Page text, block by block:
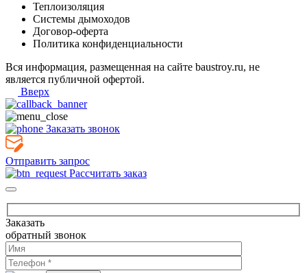
Теплоизоляция
Системы дымоходов
Договор-оферта
Политика конфиденциальности
Вся информация, размещенная на сайте baustroy.ru, не
является публичной офертой.
Вверх
Заказать звонок
Отправить запрос
Рассчитать заказ
Заказать
обратный звонок